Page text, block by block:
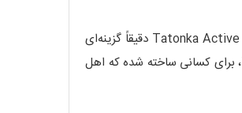
اگر به دنبال یک کوله‌پشتی سبک، راحت و مقاوم برای فعالیت‌های پرتحرک مثل دوچرخه‌سواری، کوهنوردی یا طبیعت‌گردی هستید، Tatonka Active Pack 15 Sage Green دقیقاً گزینه‌ای
است که باید در لیست تجهیزات ضروری خود داشته باشید. این مدل با رنگ جذاب و خاص «سیج گرین» و طراحی مهندسی‌شده‌ی برند معتبر آلمانی Tatonka، برای کسانی ساخته شده که اهل